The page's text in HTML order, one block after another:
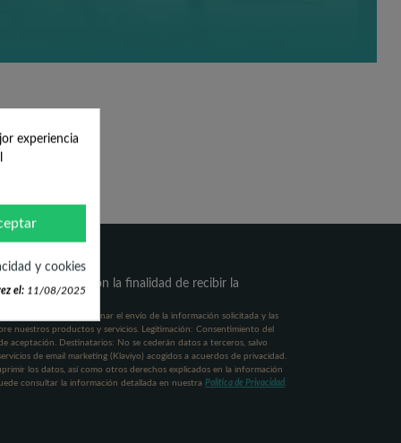
de mis datos con la finalidad de recibir la
S.L. Finalidad: Gestionar el envío de la información solicitada y las
nuestros productos y servicios. Legitimación: Consentimiento del
aceptación. Destinatarios: No se cederán datos a terceros, salvo
de email marketing (Klaviyo) acogidos a acuerdos de privacidad.
los datos, así como otros derechos explicados en la información
consultar la información detallada en nuestraPolítica de Privacidad.
experiencia
y cookies
el: 11/08/2025